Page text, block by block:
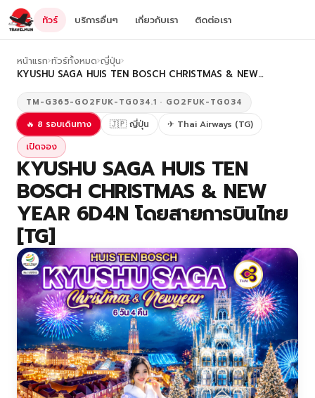
ทัวร์ บริการอื่นๆ เกี่ยวกับเรา ติดต่อเรา
หน้าแรก›ทัวร์ทั้งหมด›ญี่ปุ่น›
KYUSHU SAGA HUIS TEN BOSCH CHRISTMAS & NEW…
TM-G365-GO2FUK-TG034.1 · GO2FUK-TG034
🔥 8 รอบเดินทาง 🇯🇵 ญี่ปุ่น
✈ Thai Airways (TG)
เปิดจอง
KYUSHU SAGA HUIS TEN
BOSCH CHRISTMAS & NEW
YEAR 6D4N โดยสายการบินไทย
[TG]